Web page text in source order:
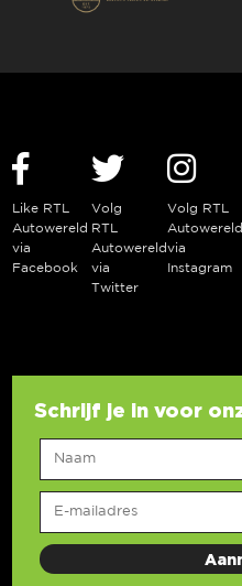
Like RTL
Autowereld
via
Facebook
Volg
RTL
Autowereld
via
Twitter
Volg RTL
Autowereld
via
Instagram
Schrijf je in voor